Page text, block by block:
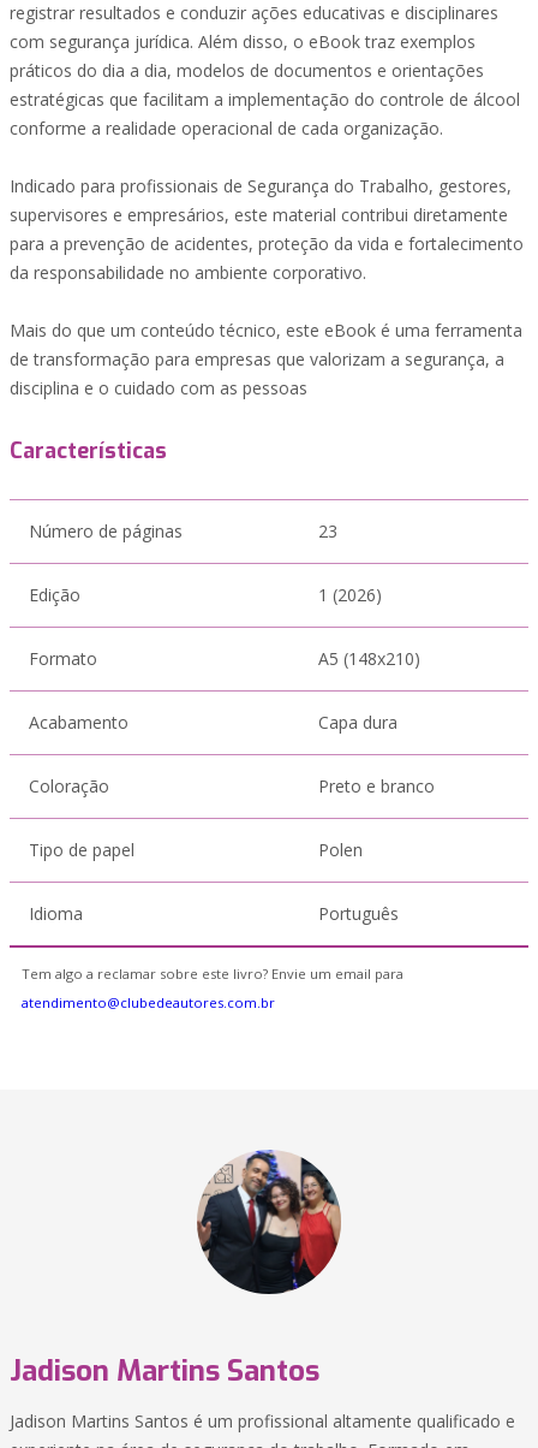
registrar resultados e conduzir ações educativas e disciplinares
com segurança jurídica. Além disso, o eBook traz exemplos
práticos do dia a dia, modelos de documentos e orientações
estratégicas que facilitam a implementação do controle de álcool
conforme a realidade operacional de cada organização.
Indicado para profissionais de Segurança do Trabalho, gestores,
supervisores e empresários, este material contribui diretamente
para a prevenção de acidentes, proteção da vida e fortalecimento
da responsabilidade no ambiente corporativo.
Mais do que um conteúdo técnico, este eBook é uma ferramenta
de transformação para empresas que valorizam a segurança, a
disciplina e o cuidado com as pessoas
Características
Número de páginas 23
Edição 1 (2026)
Formato A5 (148x210)
Acabamento Capa dura
Coloração Preto e branco
Tipo de papel Polen
Idioma Português
Tem algo a reclamar sobre este livro? Envie um email para
atendimento@clubedeautores.com.br
Jadison Martins Santos
Jadison Martins Santos é um profissional altamente qualificado e